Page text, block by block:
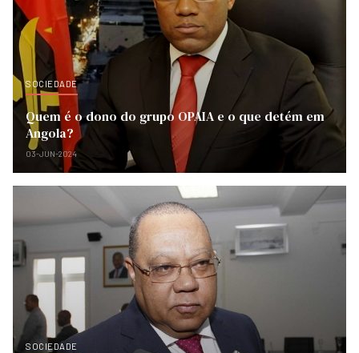
SOCIEDADE
Quem é o dono do grupo OPAIA e o que detém em
Angola?
03-JUN-2024
SOCIEDADE